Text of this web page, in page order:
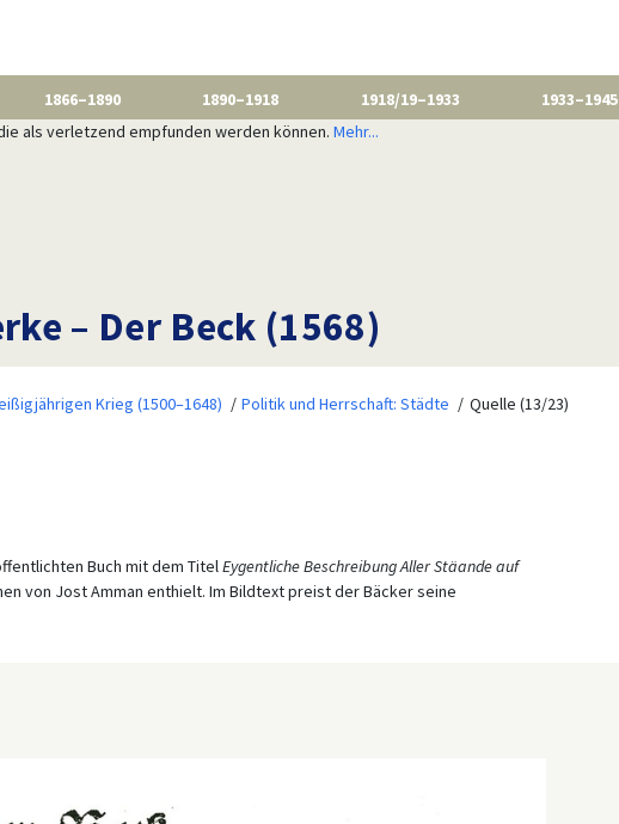
1866–1890 1890–1918 1918/19–1933 1933–1945
als verletzend empfunden werden können. Mehr...
– Der Beck (1568)
Krieg (1500–1648) Politik und Herrschaft: Städte Quelle (13/23)
Buch mit dem TitelEygentliche Beschreibung Aller Stäande auf
von Jost Amman enthielt. Im Bildtext preist der Bäcker seine